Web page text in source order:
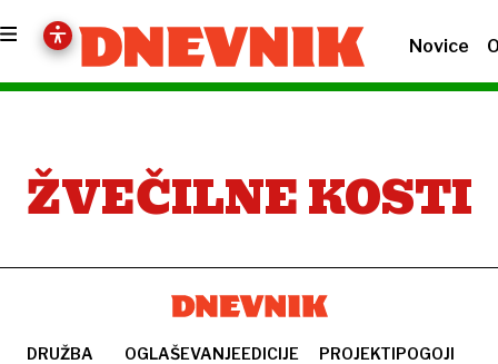
Novice
ŽVEČILNE KOSTI
DRUŽBA
OGLAŠEVANJEEDICIJE
PROJEKTIPOGOJI